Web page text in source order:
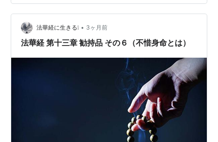
といわれる四つの重要な品(章）がある。その四つの品と
は、方便品、安楽行品、寿量品、普門品である。今回
は、安楽行品をご説明いたします。(^^)/ ◎ 第十四章 安楽
行品（あんらくぎょうほん…
法華経に生きる❕ • 3ヶ月前
法華経 第十三章 勧持品 その６（不惜身命とは）